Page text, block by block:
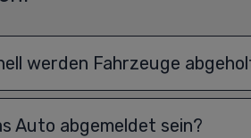
werden Fahrzeuge
Auto abgemeldet sein?